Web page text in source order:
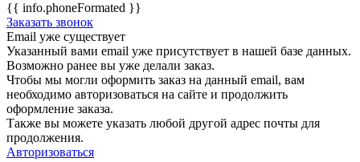
{{ info.phoneFormated }}
Заказать звонок
Email уже существует
Указанный вами email уже присутствует в нашей базе данных.
Возможно ранее вы уже делали заказ.
Чтобы мы могли оформить заказ на данный email, вам
необходимо авторизоваться на сайте и продолжить
оформление заказа.
Также вы можете указать любой другой адрес почты для
продолжения.
Авторизоваться